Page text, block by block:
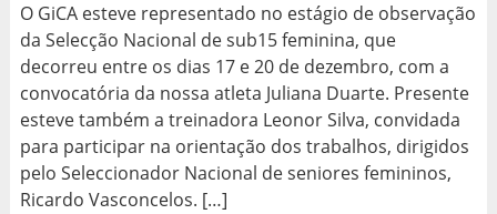
O GiCA esteve representado no estágio de observação
da Selecção Nacional de sub15 feminina, que
decorreu entre os dias 17 e 20 de dezembro, com a
convocatória da nossa atleta Juliana Duarte. Presente
esteve também a treinadora Leonor Silva, convidada
para participar na orientação dos trabalhos, dirigidos
pelo Seleccionador Nacional de seniores femininos,
Ricardo Vasconcelos. […]